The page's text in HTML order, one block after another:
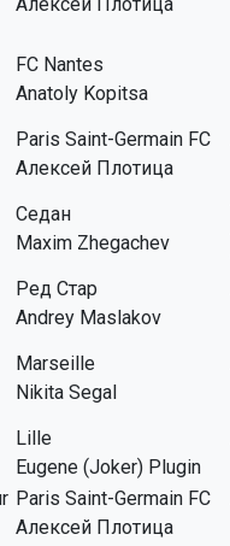
FC Nantes
Anatoly Kopitsa
Paris Saint-Germain FC
Алексей Плотица
Седан
Maxim Zhegachev
Ред Стар
Andrey Maslakov
Marseille
Nikita Segal
Lille
Eugene (Joker) Plugin
Paris Saint-Germain FC
Алексей Плотица